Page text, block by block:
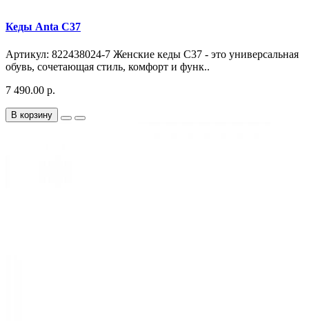
Кеды Anta C37
Артикул: 822438024-7 Женские кеды C37 - это универсальная
обувь, сочетающая стиль, комфорт и функ..
7 490.00 р.
В корзину